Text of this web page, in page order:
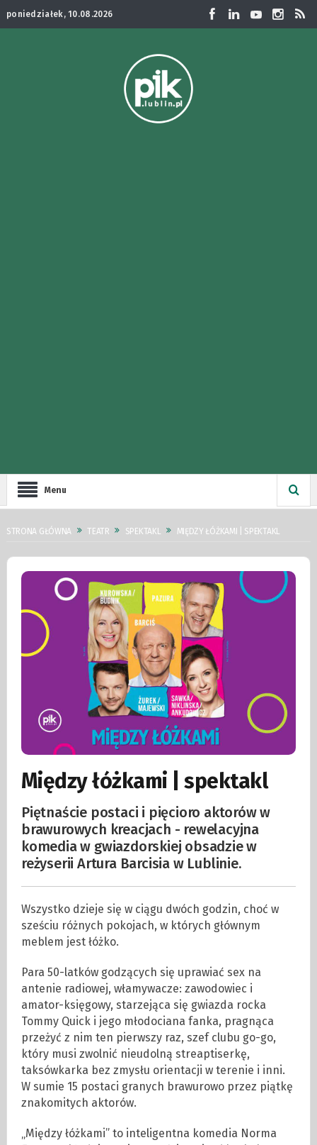
poniedziałek, 10.08.2026
Menu
STRONA GŁÓWNA TEATR SPEKTAKL MIĘDZY ŁÓŻKAMI | SPEKTAKL
Między łóżkami | spektakl
Piętnaście postaci i pięcioro aktorów w
brawurowych kreacjach - rewelacyjna
komedia w gwiazdorskiej obsadzie w
reżyserii Artura Barcisia w Lublinie.
Wszystko dzieje się w ciągu dwóch godzin, choć w
sześciu różnych pokojach, w których głównym
meblem jest łóżko.
Para 50-latków godzących się uprawiać sex na
antenie radiowej, włamywacze: zawodowiec i
amator-księgowy, starzejąca się gwiazda rocka
Tommy Quick i jego młodociana fanka, pragnąca
przeżyć z nim ten pierwszy raz, szef clubu go-go,
który musi zwolnić nieudolną streaptiserkę,
taksówkarka bez zmysłu orientacji w terenie i inni.
W sumie 15 postaci granych brawurowo przez piątkę
znakomitych aktorów.
„Między łóżkami” to inteligentna komedia Norma